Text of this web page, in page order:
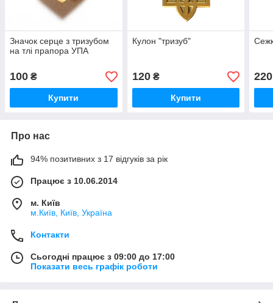
Значок серце з тризубом
на тлі прапора УПА
100 ₴
Купити
Кулон "тризуб"
120₴
Купити
220
Про нас
94% позитивних з 17 відгуків за рік
Працює з 10.06.2014
м. Київ
м.Київ, Київ, Україна
Контакти
Сьогодні працює з 09:00 до 17:00
Показати весь графік роботи